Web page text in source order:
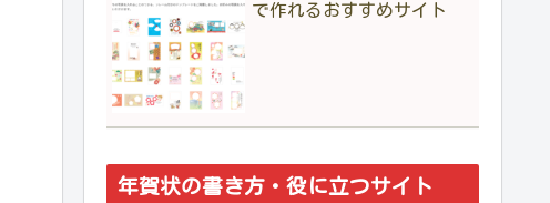
で作れるおすすめサイト
年賀状の書き方・役に立つサイト